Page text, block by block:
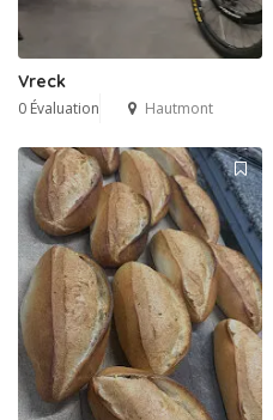
Vreck
0 Évaluation Hautmont